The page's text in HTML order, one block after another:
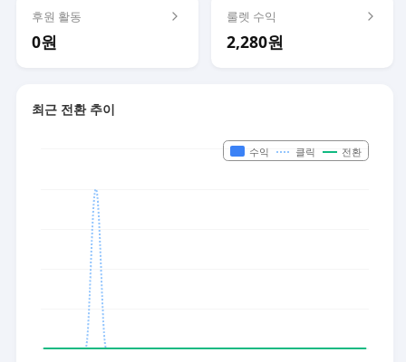
후원 활동
0원
룰렛 수익
2,280원
최근 전환 추이